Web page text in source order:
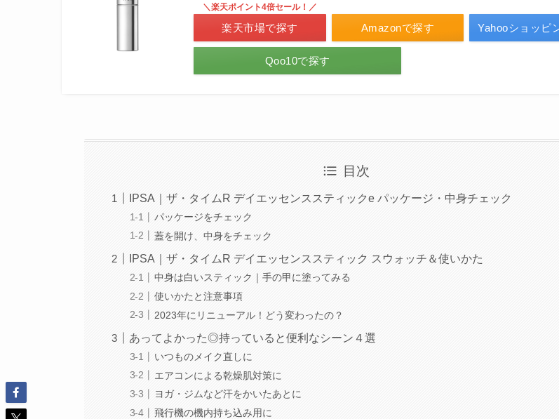
Amazonで探す
＼楽天ポイント4倍セール！／
楽天市場で探す Yahooショッピ
Qoo10で探す
目次
IPSA｜ザ・タイムR デイエッセンススティックe パッケージ・中身チェック
パッケージをチェック
蓋を開け、中身をチェック
IPSA｜ザ・タイムR デイエッセンススティック スウォッチ＆使いかた
中身は白いスティック｜手の甲に塗ってみる
使いかたと注意事項
2023年にリニューアル！どう変わったの？
あってよかった◎持っていると便利なシーン４選
いつものメイク直しに
エアコンによる乾燥肌対策に
ヨガ・ジムなど汗をかいたあとに
飛行機の機内持ち込み用に